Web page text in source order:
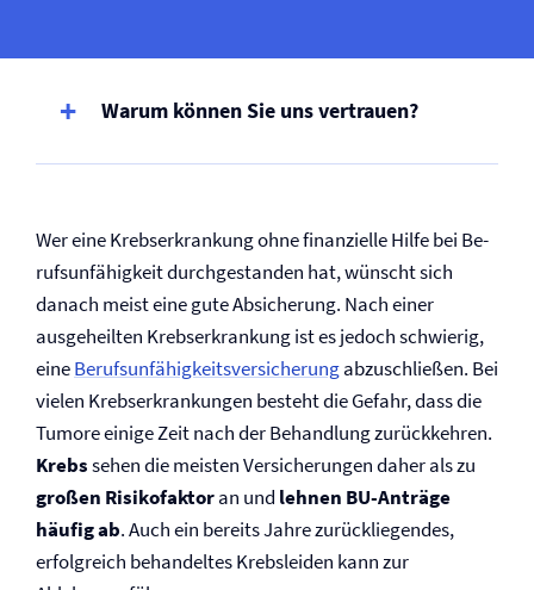
Warum können Sie uns vertrauen?
Wer eine Krebserkrankung ohne finanzielle Hilfe bei Be­
rufs­un­fähig­keit durchgestanden hat, wünscht sich
danach meist eine gute Absicherung. Nach einer
ausgeheilten Krebserkrankung ist es jedoch schwierig,
eineBe­rufs­un­fähig­keits­ver­sicher­ungabzuschließen. Bei
vielen Krebs­erkrankungen besteht die Gefahr, dass die
Tumore einige Zeit nach der Behandlung zurückkehren.
Krebssehen die meisten Versicherungen daher als zu
großen Risikofaktoran und lehnen BU-Anträge
häufig ab. Auch ein bereits Jahre zurückliegendes,
erfolgreich behandeltes Krebsleiden kann zur